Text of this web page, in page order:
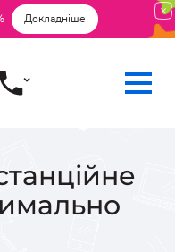
Докладніше